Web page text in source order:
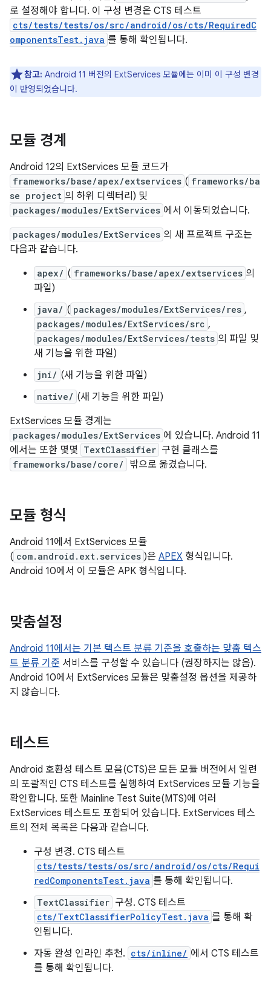
로 설정해야 합니다. 이 구성 변경은 CTS 테스트
cts/tests/tests/os/src/android/os/cts/RequiredC
omponentsTest.java 를 통해 확인됩니다.
참고: Android 11 버전의 ExtServices 모듈에는 이미 이 구성 변경
이 반영되었습니다.
모듈 경계
Android 12의 ExtServices 모듈 코드가
frameworks/base/apex/extservices ( frameworks/ba
se project 의 하위 디렉터리) 및
packages/modules/ExtServices 에서 이동되었습니다.
packages/modules/ExtServices 의 새 프로젝트 구조는
다음과 같습니다.
apex/ ( frameworks/base/apex/extservices 의
파일)
java/ ( packages/modules/ExtServices/res ,
packages/modules/ExtServices/src ,
packages/modules/ExtServices/tests 의 파일 및
새 기능을 위한 파일)
jni/ (새 기능을 위한 파일)
native/ (새 기능을 위한 파일)
ExtServices 모듈 경계는
packages/modules/ExtServices 에 있습니다. Android 11
에서는 또한 몇몇 TextClassifier 구현 클래스를
frameworks/base/core/ 밖으로 옮겼습니다.
모듈 형식
Android 11에서 ExtServices 모듈
( com.android.ext.services )은 APEX 형식입니다.
Android 10에서 이 모듈은 APK 형식입니다.
맞춤설정
Android 11에서는 기본 텍스트 분류 기준을 호출하는 맞춤 텍스
트 분류 기준 서비스를 구성할 수 있습니다 (권장하지는 않음).
Android 10에서 ExtServices 모듈은 맞춤설정 옵션을 제공하
지 않습니다.
테스트
Android 호환성 테스트 모음(CTS)은 모든 모듈 버전에서 일련
의 포괄적인 CTS 테스트를 실행하여 ExtServices 모듈 기능을
확인합니다. 또한 Mainline Test Suite(MTS)에 여러
ExtServices 테스트도 포함되어 있습니다. ExtServices 테스
트의 전체 목록은 다음과 같습니다.
구성 변경. CTS 테스트
cts/tests/tests/os/src/android/os/cts/Requi
redComponentsTest.java 를 통해 확인됩니다.
TextClassifier 구성. CTS 테스트
cts/TextClassifierPolicyTest.java 를 통해 확
인됩니다.
자동 완성 인라인 추천. cts/inline/ 에서 CTS 테스트
를 통해 확인됩니다.